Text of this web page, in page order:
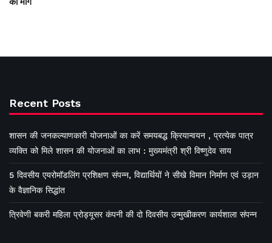
Recent Posts
शासन की जनकल्याणकारी योजनाओं का करें समयबद्ध क्रियान्वयन , प्रत्येक पात्र
व्यक्ति को मिले शासन की योजनाओं का लाभ : मुख्यमंत्री श्री विष्णुदेव साय
5 दिवसीय एयरोमॉडलिंग प्रशिक्षण संपन्न, विद्यार्थियों ने सीखे विमान निर्माण एवं उड़ान
के वैज्ञानिक सिद्धांत
त्रिवेणी बकरी महिला प्रोड्यूसर कंपनी की दो दिवसीय उन्मुखीकरण कार्यशाला संपन्न